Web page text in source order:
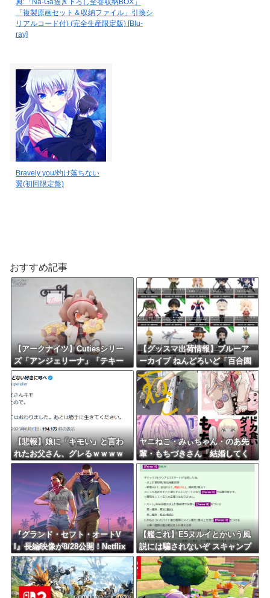
典:「Na-Ga描き下ろし全巻収納BOX」
「複製原画セット＆収納ファイル」引換シ
リアルコード付) (完全生産限定版) [Blu-
ray]
Bravely you/灼け落ちない
翼(初回限定盤)
おすすめ記事
【アークナイツ】Cutiesシリー
ズ「アンジェリーナ」「テキー
ラ」デフォルメフィギュア【予
約開始】
【グッスマ出荷情報】ブルーア
ーカイブ ねんどろいど「百合園
セイア」「竜華キサキ」「早瀬
ユウカ(再販)」ほか【発売日決
定】
【悲報】娘に「キモい」と言わ
れたお父さん、グレるｗｗｗｗ
ヤニねこ・みぃちゃん・のあ先
輩・もちづきさん「結婚してく
ださい！」←どうする？
『グランド・セフト・オートV
I』長編映像が8/28公開！Netflix
は午前4時、YouTubeと公式サイ
トは午前10時
【艦これ】E5ヌルイとかいう風
説には騙されないぞ スキャンプ
くらいヌルイのなら考える